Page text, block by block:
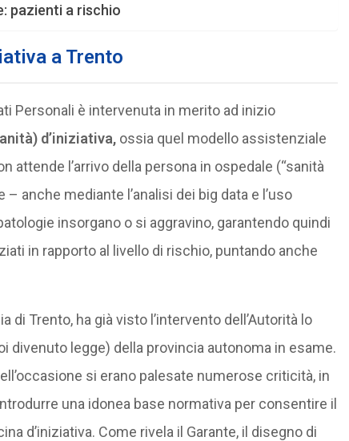
pazienti a rischio
a Trento
Personali è intervenuta in merito ad inizio
d’iniziativa,ossia quel modello assistenziale
attende l’arrivo della persona in ospedale (“sanità
anche mediante l’analisi dei big data e l’uso
insorgano o si aggravino, garantendo quindi
in rapporto al livello di rischio, puntando anche
di Trento, ha già visto l’intervento dell’Autorità lo
divenuto legge) della provincia autonoma in esame.
si erano palesate numerose criticità, in
una idonea base normativa per consentire il
d’iniziativa. Come rivela il Garante, il disegno di